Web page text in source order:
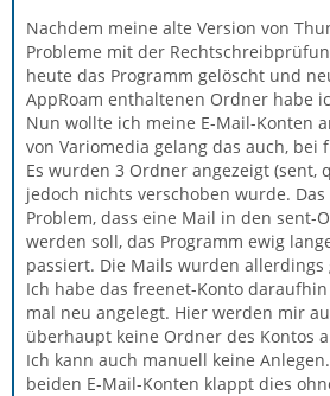
Nachdem meine alte Version von
Probleme mit der
heute das Programm gelöscht und
AppRoam enthaltenen Ordner habe
Nun wollte ich meine E-Mail-Konten
von Variomedia gelang das auch, bei
Es wurden 3 Ordner angezeigt (sent,
jedoch nichts verschoben wurde.
Problem, dass eine Mail in den sent-
werden soll, das Programm ewig
passiert. Die Mails wurden allerdings
Ich habe das freenet-Konto
mal neu angelegt. Hier werden mir
überhaupt keine Ordner des Kontos
Ich kann auch manuell keine
beiden E-Mail-Konten klappt dies